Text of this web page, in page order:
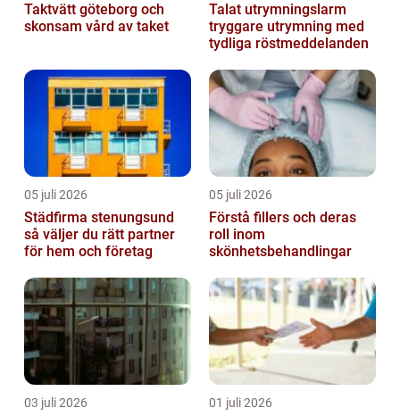
Taktvätt göteborg och
skonsam vård av taket
Talat utrymningslarm
tryggare utrymning med
tydliga röstmeddelanden
05 juli 2026
Städfirma stenungsund
så väljer du rätt partner
för hem och företag
05 juli 2026
Förstå fillers och deras
roll inom
skönhetsbehandlingar
03 juli 2026 01 juli 2026